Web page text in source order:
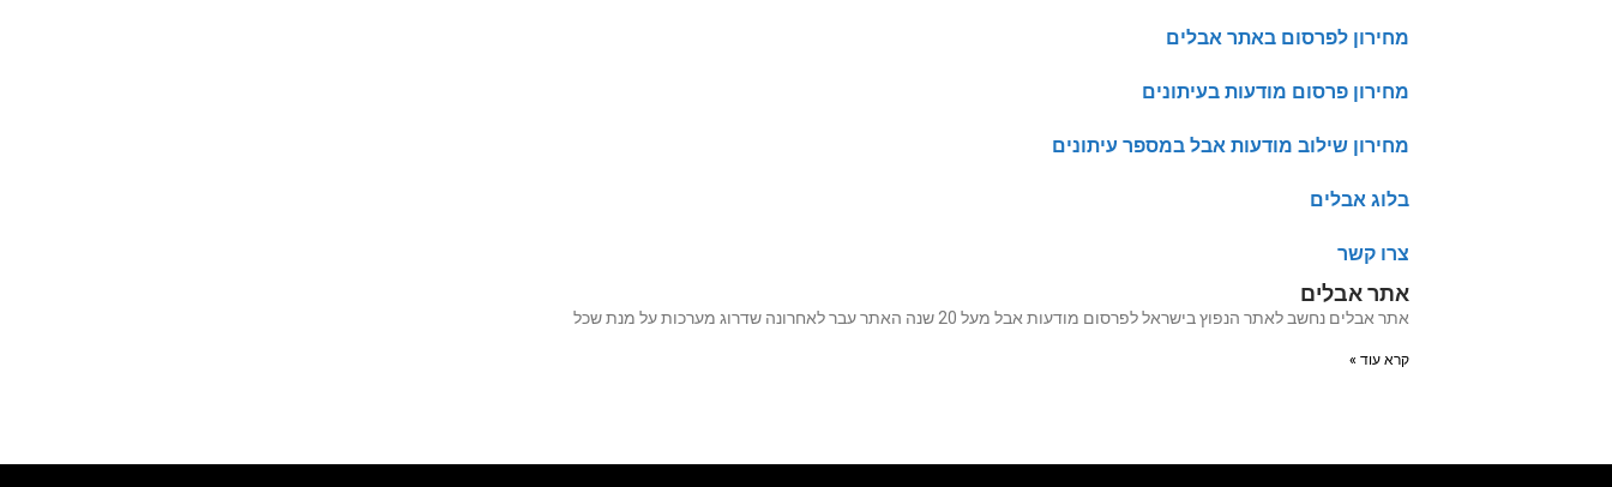
מחירון לפרסום באתר אבלים
מחירון פרסום מודעות בעיתונים
מחירון שילוב מודעות אבל במספר עיתונים
בלוג אבלים
צרו קשר
אתר אבלים
אתר אבלים נחשב לאתר הנפוץ בישראל לפרסום מודעות אבל מעל 20 שנה האתר עבר לאחרונה שדרוג מערכות על מנת שכל
קרא עוד »